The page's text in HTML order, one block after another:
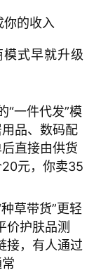
你的收入
式早就升级
“一件代发”模
品、数码配
直接由供货
元，你卖35
草带货”更轻
护肤品测
接，有人通过